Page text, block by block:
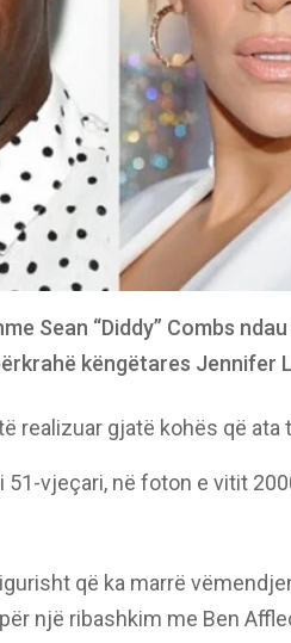
Sean “Diddy” Combs
këngëtares Jennifer
realizuar gjatë kohës që
51-vjeçari, në foton e vitit
që ka marrë
një ribashkim me Ben